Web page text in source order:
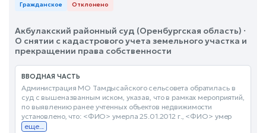
Гражданское Отклонено
Акбулакский районный суд (Оренбургская область) ·
О снятии с кадастрового учета земельного участка и
прекращении права собственности
ВВОДНАЯ ЧАСТЬ
Администрация МО Тамдысайского сельсовета обратилась в
суд с вышеназванным иском, указав, что в рамках мероприятий,
по выявлению ранее учтенных объектов недвижимости
установлено, что: <ФИО> умерла 25.01.2012 г., <ФИО> умер
еще...